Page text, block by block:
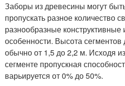
Заборы из древесины могут
пропускать разное количество
разнообразные конструктивные
особенности. Высота сегментов
обычно от 1,5 до 2,2 м. Исходя
сегменте пропускная
варьируется от 0% до 50%.